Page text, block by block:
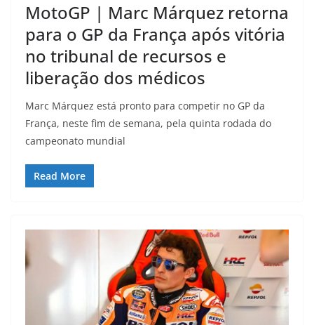
MotoGP | Marc Márquez retorna
para o GP da França após vitória
no tribunal de recursos e
liberação dos médicos
Marc Márquez está pronto para competir no GP da
França, neste fim de semana, pela quinta rodada do
campeonato mundial
Read More